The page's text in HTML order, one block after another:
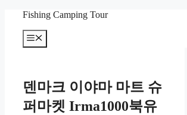
Fishing Camping Tour
메
뉴
덴마크 이야마 마트 슈
퍼마켓 Irma1000북유